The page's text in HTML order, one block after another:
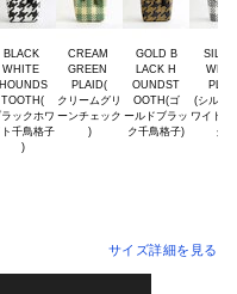
BLACK
WHITE
HOUNDS
TOOTH(
ックホワ
ト千鳥格子
)
CREAM
GREEN
PLAID(
クリームグリ
ーンチェック
)
GOLD B
LACK H
OUNDST
OOTH(ゴ
ールドブラッ
(シルバ
ワイトチ
サイズ詳細を見る